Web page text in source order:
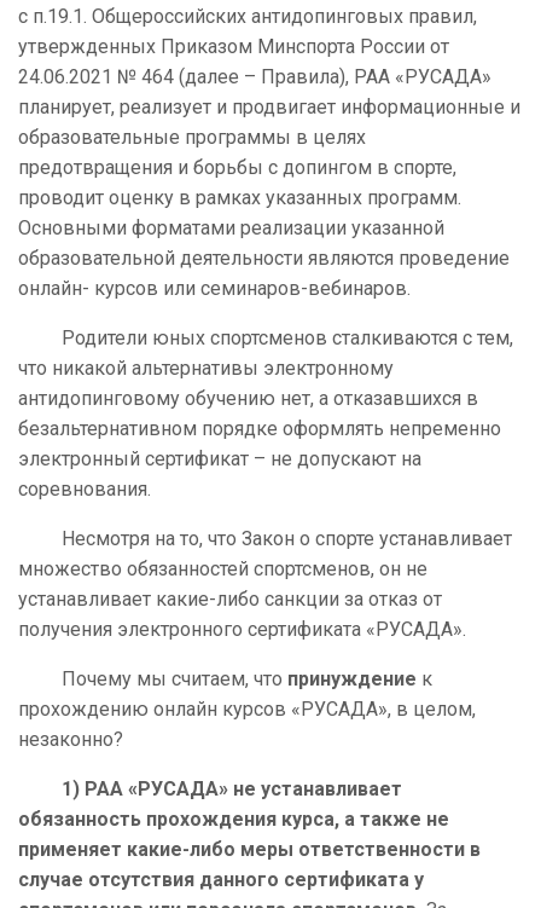
с п.19.1. Общероссийских антидопинговых правил,
утвержденных Приказом Минспорта России от
24.06.2021 № 464 (далее – Правила), РАА «РУСАДА»
планирует, реализует и продвигает информационные и
образовательные программы в целях
предотвращения и борьбы с допингом в спорте,
проводит оценку в рамках указанных программ.
Основными форматами реализации указанной
образовательной деятельности являются проведение
онлайн- курсов или семинаров-вебинаров.
Родители юных спортсменов сталкиваются с тем,
что никакой альтернативы электронному
антидопинговому обучению нет, а отказавшихся в
безальтернативном порядке оформлять непременно
электронный сертификат – не допускают на
соревнования.
Несмотря на то, что Закон о спорте устанавливает
множество обязанностей спортсменов, он не
устанавливает какие-либо санкции за отказ от
получения электронного сертификата «РУСАДА».
Почему мы считаем, что принуждение к
прохождению онлайн курсов «РУСАДА», в целом,
незаконно?
1) РАА «РУСАДА» не устанавливает
обязанность прохождения курса, а также не
применяет какие-либо меры ответственности в
случае отсутствия данного сертификата у